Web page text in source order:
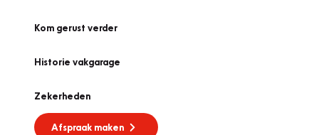
Kom gerust verder
Historie vakgarage
Zekerheden
Afspraak maken